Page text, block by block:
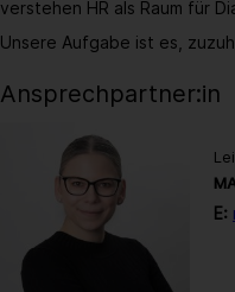
verstehen HR als Raum für
Unsere Aufgabe ist es,
Ansprechpartner:in
E: